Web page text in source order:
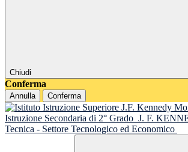
Chiudi
Conferma
Annulla Conferma
Istruzione Secondaria di 2° Grado J. F.
Tecnica - Settore Tecnologico ed Economico